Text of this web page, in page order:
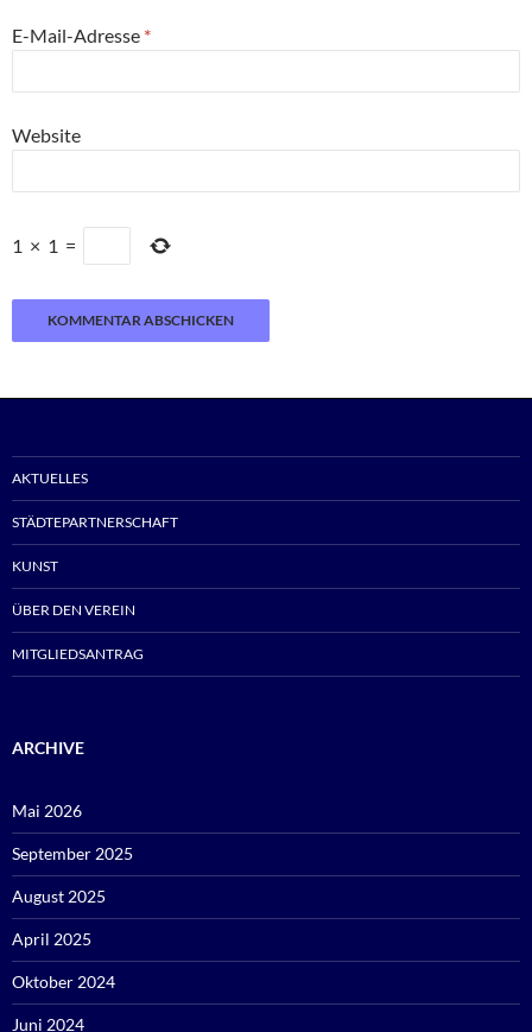
E-Mail-Adresse *
Website
1 × 1 =
AKTUELLES
STÄDTEPARTNERSCHAFT
KUNST
ÜBER DEN VEREIN
MITGLIEDSANTRAG
ARCHIVE
Mai 2026
September 2025
August 2025
April 2025
Oktober 2024
Juni 2024